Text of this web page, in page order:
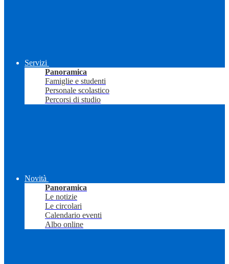
Servizi
Panoramica
Famiglie e studenti
Personale scolastico
Percorsi di studio
Novità
Panoramica
Le notizie
Le circolari
Calendario eventi
Albo online